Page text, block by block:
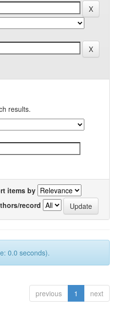
results.
items by
record
0.0 seconds).
previous 1 next